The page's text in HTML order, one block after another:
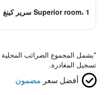
Superior room، 1 سرير كينغ
*يشمل المجموع الضرائب
تسجيل المغادرة.
أفضل سعر مضمون